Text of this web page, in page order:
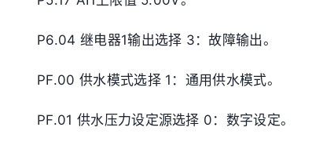
P6.04 继电器1输出选择 3：故障输出。
PF.00 供水模式选择 1：通用供水模式。
PF.01 供水压力设定源选择 0：数字设定。